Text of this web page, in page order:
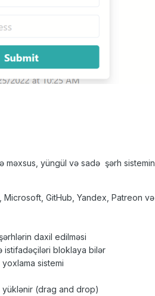
yüngül və sadə şərh
GitHub, Yandex, Patreon və
daxil edilməsi
bloklaya bilər
sistemi
(drag and drop)